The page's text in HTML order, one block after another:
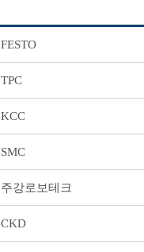
FESTO
TPC
KCC
SMC
주강로보테크
CKD